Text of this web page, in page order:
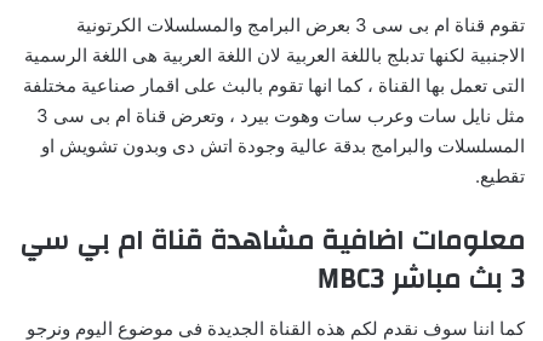
تقوم قناة ام بى سى 3 بعرض البرامج والمسلسلات الكرتونية
الاجنبية لكنها تدبلج باللغة العربية لان اللغة العربية هى اللغة الرسمية
التى تعمل بها القناة ، كما انها تقوم بالبث على اقمار صناعية مختلفة
مثل نايل سات وعرب سات وهوت بيرد ، وتعرض قناة ام بى سى 3
المسلسلات والبرامج بدقة عالية وجودة اتش دى وبدون تشويش او
تقطيع.
معلومات اضافية مشاهدة قناة ام بي سي
3 بث مباشر MBC3
كما اننا سوف نقدم لكم هذه القناة الجديدة فى موضوع اليوم ونرجو